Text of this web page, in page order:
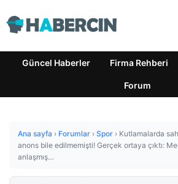
Güncel Haberler Firma Rehberi
Forum
Ana sayfa › Forumlar › Spor › Kutlamalarda
anons bile edilmemişti! Gerçek ortaya çıktı:
anlaşmış…